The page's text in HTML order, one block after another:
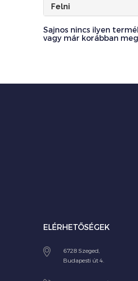
Felni
Sajnos nincs ilyen
vagy már korábban
ELÉRHETŐSÉGEK
6728 Szeged,
Budapesti út 4.